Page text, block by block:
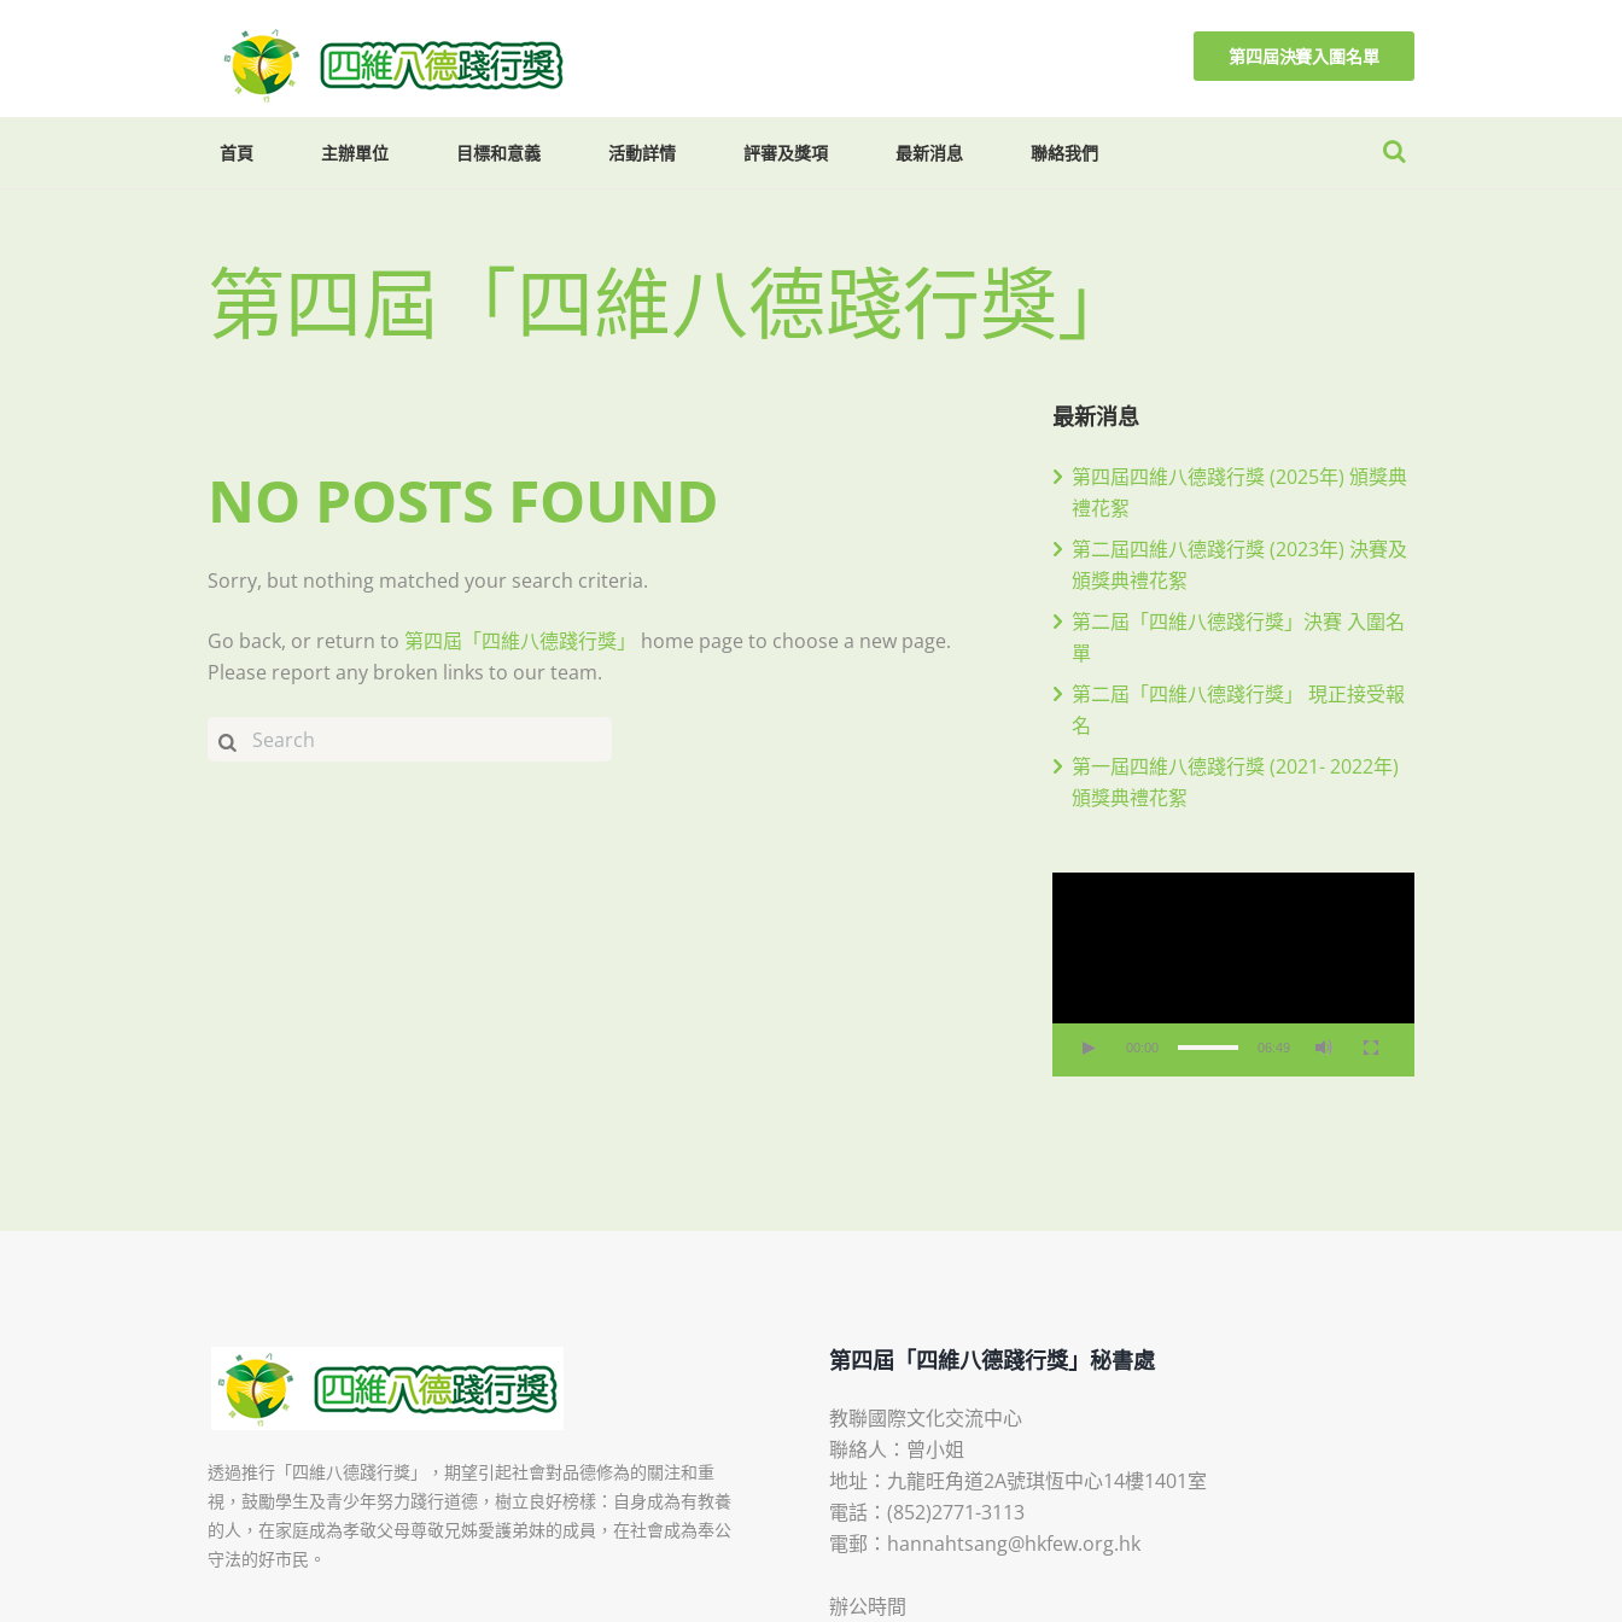
第四屆決賽入圍名單
首頁 主辦單位 目標和意義 活動詳情 評審及獎項 最新消息 聯絡我們
第四屆「四維八德踐行獎」
NO POSTS FOUND
Sorry, but nothing matched your search criteria.
Go back, or return to 第四屆「四維八德踐行獎」
home page to choose a new page.
Please report any broken links to our team.
最新消息
第四屆四維八德踐行獎 (2025年) 頒獎典
禮花絮
第二屆四維八德踐行獎 (2023年) 決賽及
頒獎典禮花絮
第二屆「四維八德踐行獎」決賽 入圍名
單
第二屆「四維八德踐行獎」 現正接受報
名
第一屆四維八德踐行獎 (2021- 2022年)
頒獎典禮花絮
00:00 06:49
透過推行「四維八德踐行獎」，期望引起社會對品德修為的關注和重
視，鼓勵學生及青少年努力踐行道德，樹立良好榜樣：自身成為有教養
的人，在家庭成為孝敬父母尊敬兄姊愛護弟妹的成員，在社會成為奉公
守法的好市民。
第四屆「四維八德踐行獎」秘書處
教聯國際文化交流中心
聯絡人：曾小姐
地址：九龍旺角道2A號琪恆中心14樓1401室
電話：(852)2771-3113
電郵：hannahtsang@hkfew.org.hk
辦公時間